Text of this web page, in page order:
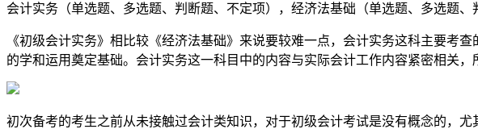
会计实务（单选题、多选题、判断题、不定项），经济法基础（单选题、多选题、
《初级会计实务》相比较《经济法基础》来说要较难一点，会计实务这科主要考
的学和运用奠定基础。会计实务这一科目中的内容与实际会计工作内容紧密相关
初次备考的考生之前从未接触过会计类知识，对于初级会计考试是没有概念的，